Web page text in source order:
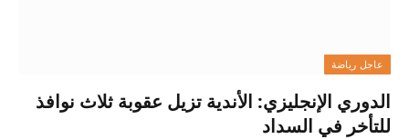
عاجل رياضة
الدوري الإنجليزي: الأندية تزيل عقوبة ثلاث نوافذ
للتأخر في السداد